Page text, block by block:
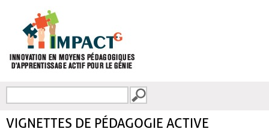
FORMULAIRE DE
VIGNETTES DE PÉDAGOGIE ACTIVE